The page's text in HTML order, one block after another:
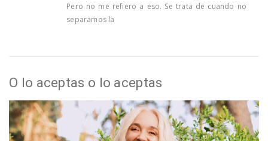
Pero no me refiero a eso. Se trata de cuando no
separamos la
O lo aceptas o lo aceptas